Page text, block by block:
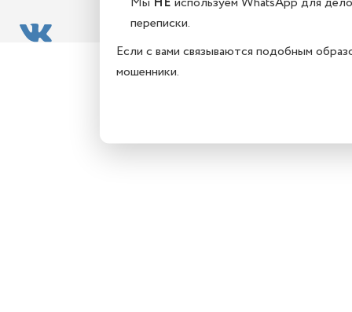
переписки.
Если с вами связываются подобным
мошенники.